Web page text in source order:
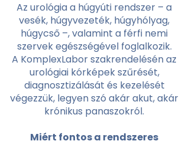
Az urológia a húgyúti rendszer – a
vesék, húgyvezeték, húgyhólyag,
húgycső –, valamint a férfi nemi
szervek egészségével foglalkozik.
A KomplexLabor szakrendelésén az
urológiai kórképek szűrését,
diagnosztizálását és kezelését
végezzük, legyen szó akár akut, akár
krónikus panaszokról.
Miért fontos a rendszeres